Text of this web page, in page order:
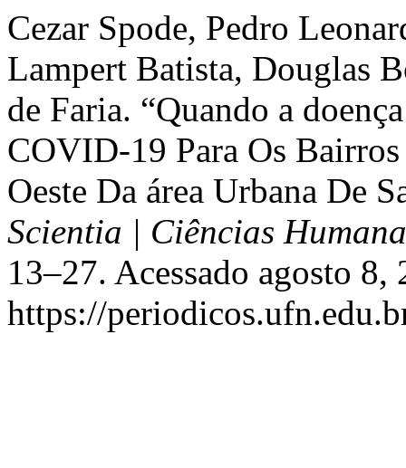
Cezar Spode, Pedro
Lampert Batista, Douglas
de Faria. “Quando a
COVID-19 Para Os
Oeste Da área Urbana De
Scientia | Ciências
13–27. Acessado agosto 8,
https://